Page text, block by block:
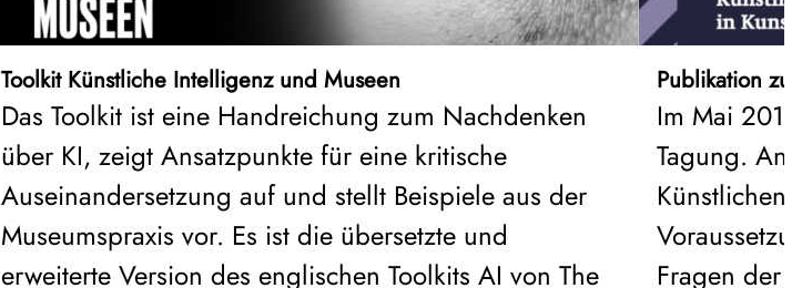
Toolkit Künstliche Intelligenz und Museen
Das Toolkit ist eine Handreichung zum Nachdenken
über KI, zeigt Ansatzpunkte für eine kritische
Auseinandersetzung auf und stellt Beispiele aus der
Museumspraxis vor. Es ist die übersetzte und
erweiterte Version des englischen Toolkits AI von The
Publikation
Im Mai
Tagung. An
Künstlichen
Fragen der